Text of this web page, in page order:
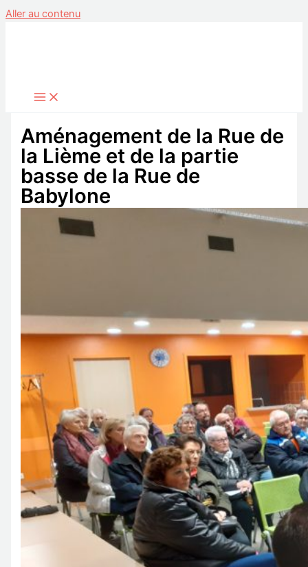
Aller au contenu
Aménagement de la Rue de
la Lième et de la partie
basse de la Rue de
Babylone